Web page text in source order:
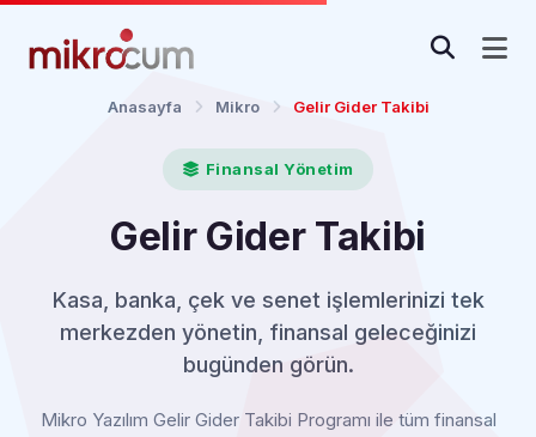
Anasayfa Mikro Gelir Gider Takibi
Finansal Yönetim
Gelir Gider Takibi
Kasa, banka, çek ve senet işlemlerinizi tek
merkezden yönetin, finansal geleceğinizi
bugünden görün.
Mikro Yazılım Gelir Gider Takibi Programı ile tüm finansal